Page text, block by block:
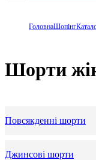
ГоловнаШопінг
Шорти
Повсякденні шорти
Джинсові шорти